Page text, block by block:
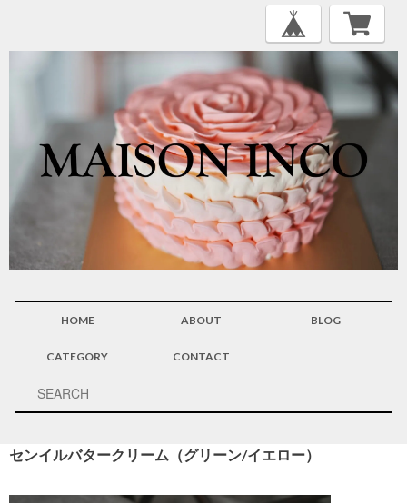
HOME ABOUT BLOG
CATEGORY CONTACT
センイルバタークリーム（グリーン/イエロー）